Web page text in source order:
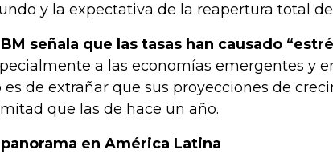
y la expectativa de la reapertura total
BM señala que las tasas han causado
a las economías emergentes y
es de extrañar que sus proyecciones de
mitad que las de hace un año.
panorama en América Latina